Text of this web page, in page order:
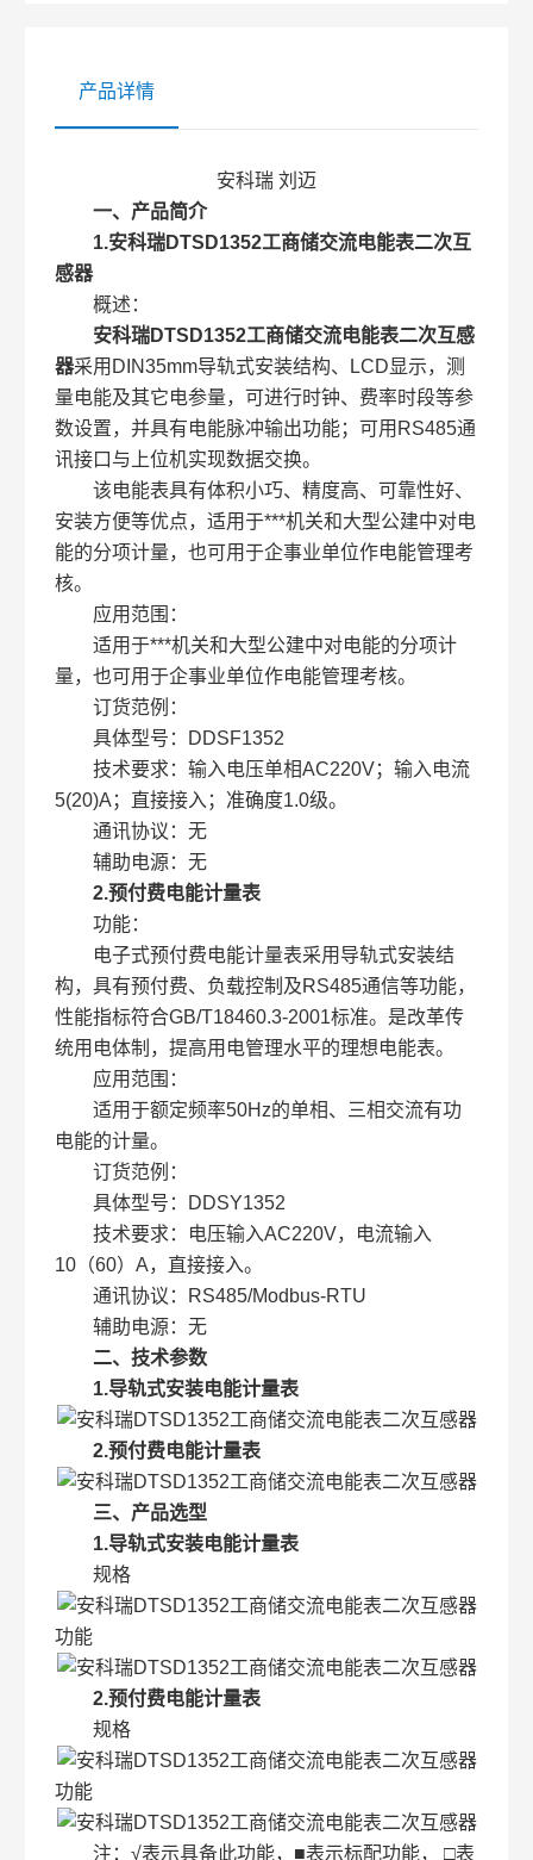
产品详情
安科瑞 刘迈
一、产品简介
1.安科瑞DTSD1352工商储交流电能表二次互
感器
概述：
安科瑞DTSD1352工商储交流电能表二次互感
器采用DIN35mm导轨式安装结构、LCD显示，测
量电能及其它电参量，可进行时钟、费率时段等参
数设置，并具有电能脉冲输出功能；可用RS485通
讯接口与上位机实现数据交换。
该电能表具有体积小巧、精度高、可靠性好、
安装方便等优点，适用于***机关和大型公建中对电
能的分项计量，也可用于企事业单位作电能管理考
核。
应用范围：
适用于***机关和大型公建中对电能的分项计
量，也可用于企事业单位作电能管理考核。
订货范例：
具体型号：DDSF1352
技术要求：输入电压单相AC220V；输入电流
5(20)A；直接接入；准确度1.0级。
通讯协议：无
辅助电源：无
2.预付费电能计量表
功能：
电子式预付费电能计量表采用导轨式安装结
构，具有预付费、负载控制及RS485通信等功能，
性能指标符合GB/T18460.3-2001标准。是改革传
统用电体制，提高用电管理水平的理想电能表。
应用范围：
适用于额定频率50Hz的单相、三相交流有功
电能的计量。
订货范例：
具体型号：DDSY1352
技术要求：电压输入AC220V，电流输入
10（60）A，直接接入。
通讯协议：RS485/Modbus-RTU
辅助电源：无
二、技术参数
1.导轨式安装电能计量表
2.预付费电能计量表
三、产品选型
1.导轨式安装电能计量表
规格
功能
2.预付费电能计量表
规格
功能
注：√表示具备此功能，■表示标配功能， □表